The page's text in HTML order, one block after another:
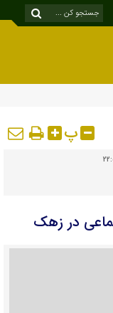
پ
در زهک